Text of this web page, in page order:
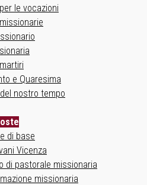
le vocazioni
e Quaresima
nostro tempo
di base
Vicenza
di pastorale missionaria
missionaria